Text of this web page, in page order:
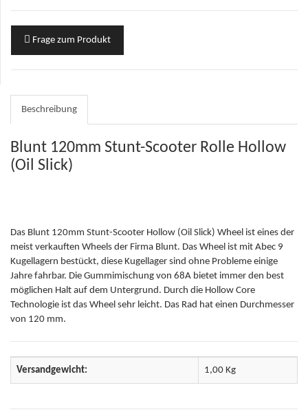
Frage zum Produkt
Beschreibung
Blunt 120mm Stunt-Scooter Rolle Hollow
(Oil Slick)
Das Blunt 120mm Stunt-Scooter Hollow (Oil Slick) Wheel ist eines der
meist verkauften Wheels der Firma Blunt. Das Wheel ist mit Abec 9
Kugellagern bestückt, diese Kugellager sind ohne Probleme einige
Jahre fahrbar. Die Gummimischung von 68A bietet immer den best
möglichen Halt auf dem Untergrund. Durch die Hollow Core
Technologie ist das Wheel sehr leicht. Das Rad hat einen Durchmesser
von 120 mm.
Versandgewicht: 1,00 Kg